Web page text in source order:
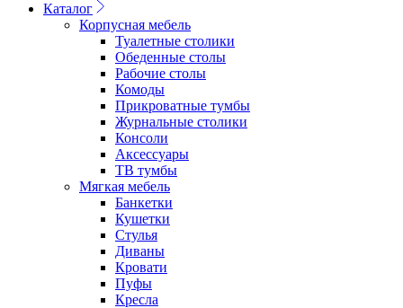
Каталог
Корпусная мебель
Туалетные столики
Обеденные cтолы
Рабочие столы
Комоды
Прикроватные тумбы
Журнальные столики
Консоли
Аксессуары
ТВ тумбы
Мягкая мебель
Банкетки
Кушетки
Стулья
Диваны
Кровати
Пуфы
Кресла